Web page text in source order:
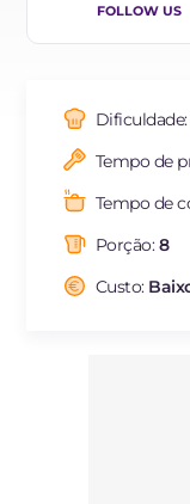
FR
ES
NL
FOLLOW US
Dificuldade:
Tempo de
Tempo de
Porção:8
Custo: